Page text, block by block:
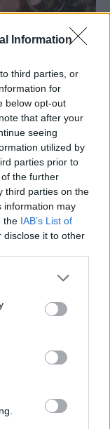
Information
third parties, or
for
below opt-out
that after your
seeing
utilized by
parties prior to
the further
third parties on the
information may
the IAB’s List of
disclose it to other